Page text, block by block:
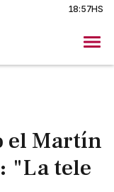
18:57HS
el Martín
"La tele